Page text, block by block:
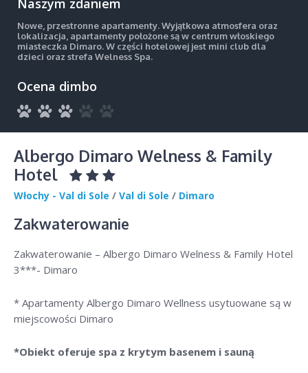
Naszym zdaniem
Nowe, przestronne apartamenty. Wyjątkowa atmosfera oraz
lokalizacja, apartamenty położone są w centrum włoskiego
miasteczka Dimaro. W części hotelowej jest mini club dla
dzieci oraz strefa Welness Spa.
Ocena dimbo
Albergo Dimaro Welness & Family
Hotel
Włochy - Val di Sole / Val di Sole / Dimaro
Zakwaterowanie
Zakwaterowanie – Albergo Dimaro Welness & Family Hotel
3***- Dimaro
* Apartamenty Albergo Dimaro Wellness usytuowane są w
miejscowości Dimaro
*Obiekt oferuje spa z krytym basenem i sauną